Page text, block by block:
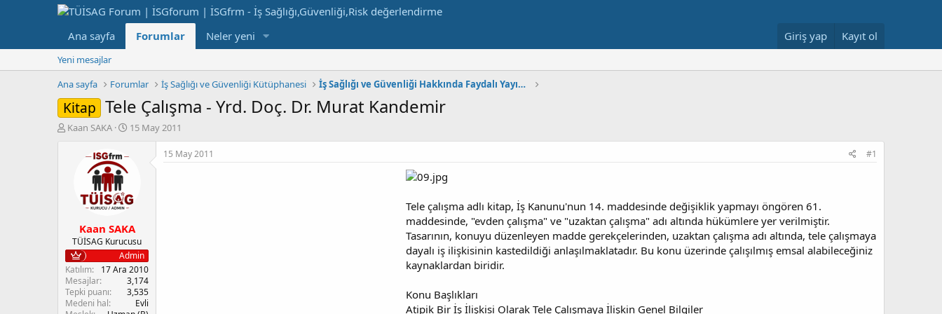
Ana sayfa Forumlar Neler yeni Giriş yap Kayıt ol
Yeni mesajlar
Ana sayfa
Forumlar İş Sağlığı ve Güvenliği Kütüphanesi İş Sağlığı ve Güvenliği Hakkında Faydalı Yayınlar
Kitap Tele Çalışma - Yrd. Doç. Dr. Murat Kandemir
K
l
a
t
a
n
Kaan SAKA
B
g
ç
t
a
r
i
h
15 May 2011
Kaan SAKA
TÜİSAG Kurucusu
Admin
Katılım
17 Ara 2010
Mesajlar
3,174
Tepki puanı
3,535
Medeni hal
Evli
15 May 2011 #1
Tele çalışma adlı kitap, İş Kanunu'nun 14. maddesinde değişiklik yapmayı öngören 61.
maddesinde, "evden çalışma" ve "uzaktan çalışma" adı altında hükümlere yer verilmiştir.
Tasarının, konuyu düzenleyen madde gerekçelerinden, uzaktan çalışma adı altında, tele çalışmaya
dayalı iş ilişkisinin kastedildiği anlaşılmaklatadır. Bu konu üzerinde çalışılmış emsal alabileceğiniz
kaynaklardan biridir.
Konu Başlıkları
Atipik Bir İş İlişkisi Olarak Tele Çalışmaya İlişkin Genel Bilgiler